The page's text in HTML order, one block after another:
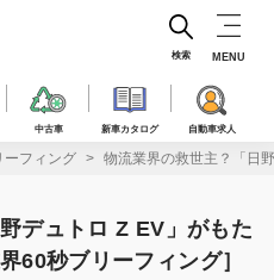
中古車 新車カタログ 自動車求人
検索 MENU
ーフィング 物流業界の救世主？「日
デュトロ Z EV」がもた
60秒ブリーフィング］